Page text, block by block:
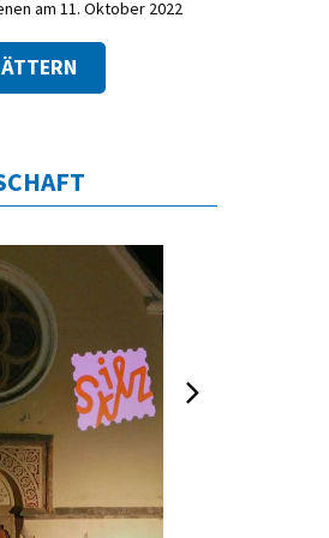
am 11. Oktober 2022